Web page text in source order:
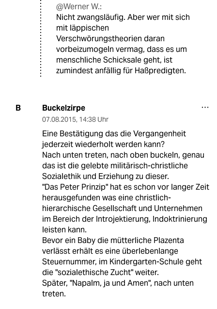
@Werner W.:
Nicht zwangsläufig. Aber wer mit sich
mit läppischen
Verschwörungstheorien daran
vorbeizumogeln vermag, dass es um
menschliche Schicksale geht, ist
zumindest anfällig für Haßpredigten.
B Buckelzirpe
07.08.2015, 14:38 Uhr
Eine Bestätigung das die Vergangenheit
jederzeit wiederholt werden kann?
Nach unten treten, nach oben buckeln, genau
das ist die gelebte militärisch-christliche
Sozialethik und Erziehung zu dieser.
"Das Peter Prinzip" hat es schon vor langer Zeit
herausgefunden was eine christlich-
hierarchische Gesellschaft und Unternehmen
im Bereich der Introjektierung, Indoktrinierung
leisten kann.
Bevor ein Baby die mütterliche Plazenta
verlässt erhält es eine überlebenlange
Steuernummer, im Kindergarten-Schule geht
die "sozialethische Zucht" weiter.
Später, "Napalm, ja und Amen", nach unten
treten.